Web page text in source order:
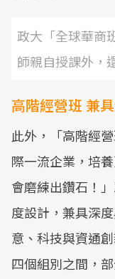
政大「全球華商
師親自授課外，
高階經營班 兼
此外，「高階經
際一流企業，培
會磨練出鑽石！
度設計，兼具深
意、科技與資通
四個組別之間，